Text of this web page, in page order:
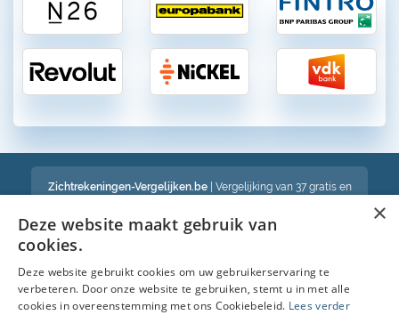
Zichtrekeningen-Vergelijken.be| Vergelijking van 37 gratis en
Een volledig onafhankelijke vergelijking van gratis en betalende
bankrekeningen in België
Bekijk ook :
×
Deze website maakt gebruik van
cookies.
Deze website gebruikt cookies om uw gebruikerservaring te
verbeteren. Door onze website te gebruiken, stemt u in met alle
cookies in overeenstemming met ons Cookiebeleid. Lees verder